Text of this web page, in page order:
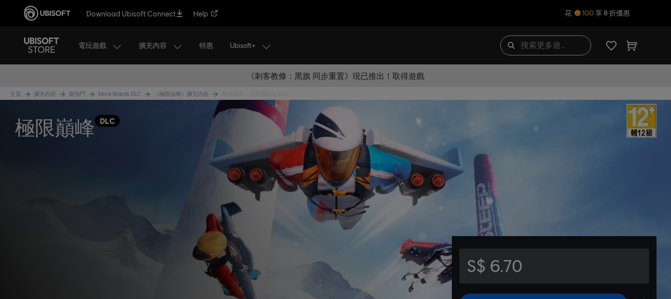
Download Ubisoft Connect Help 花 100 享 8 折優惠
電玩遊戲 擴充內容 特惠 Ubisoft+
《刺客教條：黑旗 同步重置》現已推出！取得遊戲
主頁 擴充內容 最熱門 More Brands DLC 《極限巔峰》擴充內容
極限巔峰 DLC
S$ 6.70